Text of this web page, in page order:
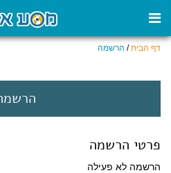
דף הבית/ הרשמה
פרטי הרשמה
הרשמה לא פעילה